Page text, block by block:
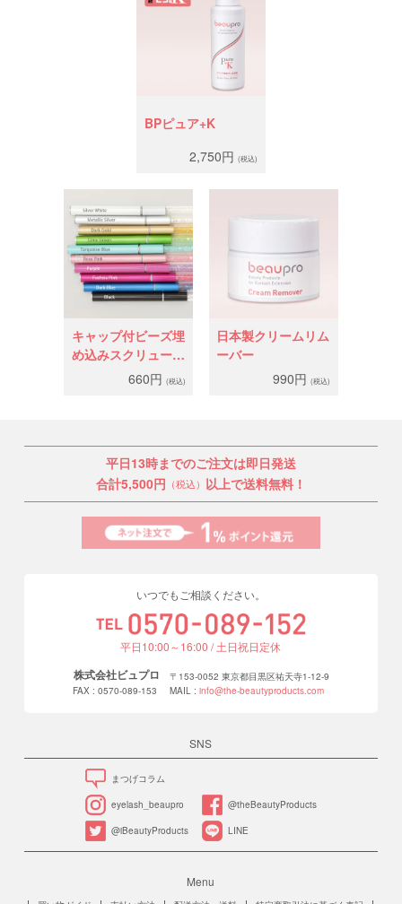
BPピュア+K
2,750円(税込)
キャップ付ビーズ埋
め込みスクリューブ
660円 (税込)
日本製クリームリム
ーバー
990円(税込)
平日13時までのご注文は即日発送
合計5,500円 （税込） 以上で送料無料！
いつでもご相談ください。
平日10:00～16:00 / 土日祝日定休
株式会社ビュプロ
〒153-0052 東京都目黒区祐天寺1-12-9
FAX : 0570-089-153
MAIL : info@the-beautyproducts.com
SNS
まつげコラム
eyelash_beaupro @theBeautyProducts
@iBeautyProducts LINE
Menu